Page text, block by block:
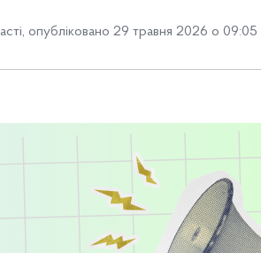
, опубліковано 29 травня 2026 о 09:05